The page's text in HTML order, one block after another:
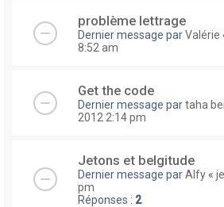
problème lettrage
Dernier message parValérie
8:52 am
Get the code
Dernier message partaha
2012 2:14 pm
Jetons et belgitude
Dernier message parAlfy «
pm
Réponses : 2